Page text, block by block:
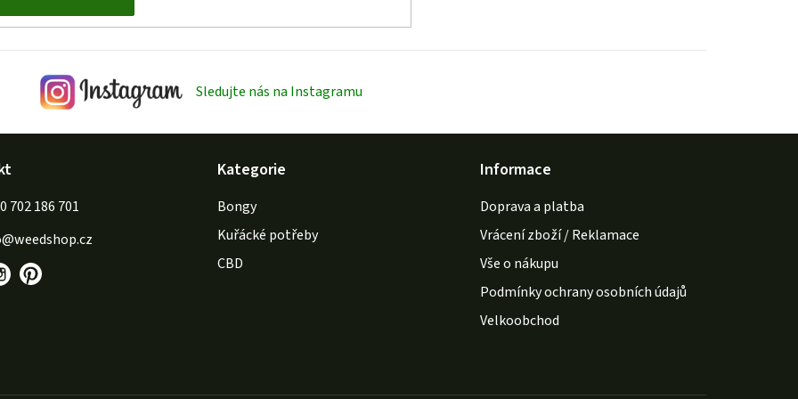
s
u
Sledujte nás na Instagramu
@weedshop.cz
702 186 701
Kategorie
Bongy
Kuřácké potřeby
CBD
Informace
Doprava a platba
Vrácení zboží / Reklamace
Vše o nákupu
Podmínky ochrany osobních údajů
Velkoobchod